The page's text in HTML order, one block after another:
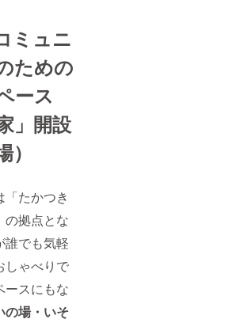
ミュニ
ための
ース
」開設
）
「たかつき
の拠点とな
誰でも気軽
しゃべりで
ースにもな
の場・いそ